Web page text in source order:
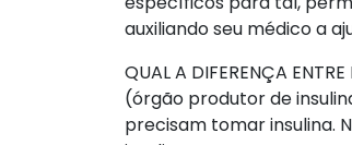
auxiliando seu médico a
QUAL A DIFERENÇA
(órgão produtor de
precisam tomar insulina.